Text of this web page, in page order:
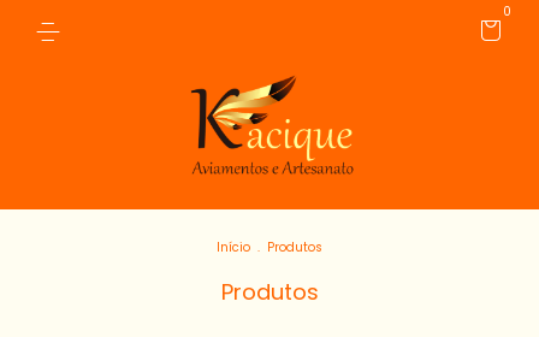
0
Início . Produtos
Produtos